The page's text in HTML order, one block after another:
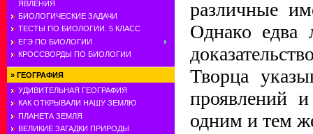
ЯВЛЕНИЯ
БИОЛОГИЧЕСКИЕ ЗАДАЧИ
ТЕСТЫ ПО БИОЛОГИИ. 5 КЛАСС
ЕГЭ ПО БИОЛОГИИ
КРОССВОРДЫ ПО БИОЛОГИИ
» ГЕОГРАФИЯ
УДИВИТЕЛЬНАЯ ГЕОГРАФИЯ
КАК ОТКРЫВАЛИ НАШУ ЗЕМЛЮ
ПЛАНЕТА ЗЕМЛЯ
ВЕЛИКИЕ ЗАГАДКИ ПРИРОДЫ
различные
Однако едва
Творца
проявлений и
одним и тем